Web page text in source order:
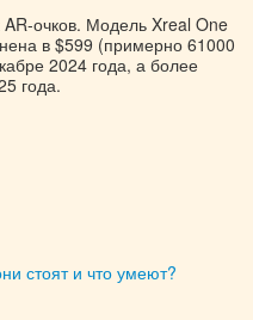
очков. Модель Xreal One
в $599 (примерно 61000
2024 года, а более
года.
стоят и что умеют?